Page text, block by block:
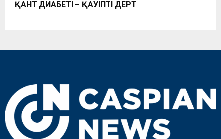
ҚАНТ ДИАБЕТІ – ҚАУІПТІ ДЕРТ